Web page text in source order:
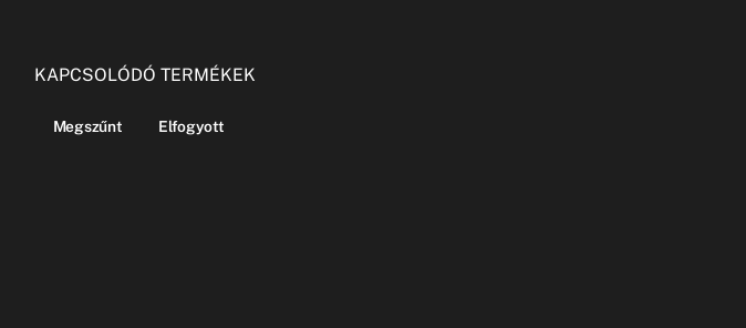
KAPCSOLÓDÓ TERMÉKEK
Megszűnt Elfogyott